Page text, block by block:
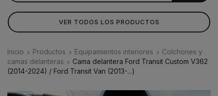
VER TODOS LOS PRODUCTOS
Inicio Productos Equipamientos interiores
Colchones y
camas delanteras
Cama delantera Ford Transit Custom V362
(2014-2024) / Ford Transit Van (2013-...)